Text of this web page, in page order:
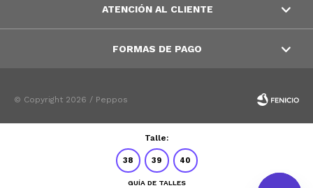
Talle:
38 39 40
GUÍA DE TALLES
ATENCIÓN AL CLIENTE
FORMAS DE PAGO
© Copyright 2026 / Peppos